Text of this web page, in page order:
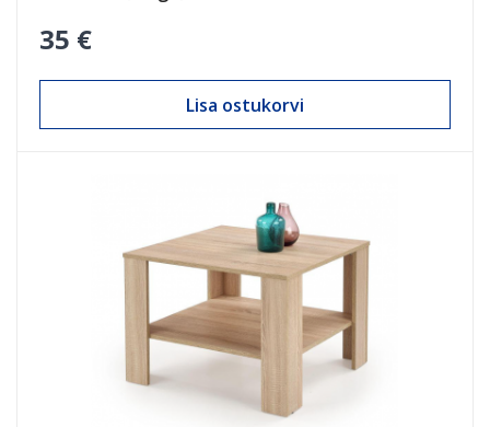
35 €
Lisa ostukorvi